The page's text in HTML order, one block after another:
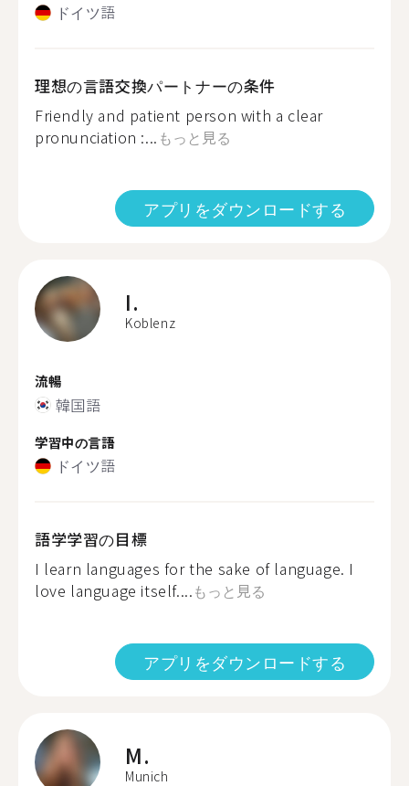
ドイツ語
理想の言語交換パートナーの条件
Friendly and patient person with a clear
pronunciation :... もっと見る
アプリをダウンロードする
I.
Koblenz
流暢
韓国語
学習中の言語
ドイツ語
語学学習の目標
I learn languages for the sake of language. I
love language itself....もっと見る
アプリをダウンロードする
M.
Munich